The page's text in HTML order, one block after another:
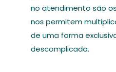
no atendimento são
nos permitem
de uma forma
descomplicada.